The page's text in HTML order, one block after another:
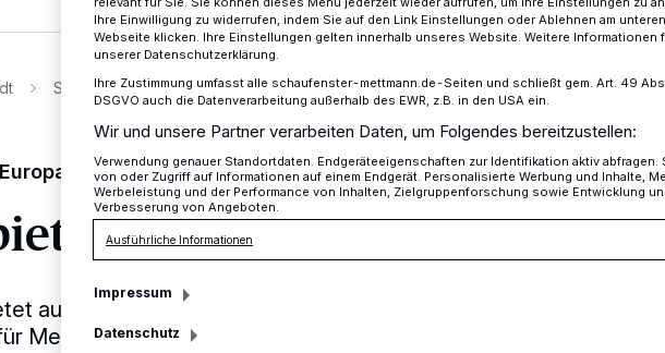
SPD bietet „Wahltaxi“ an
am Sonntag
„Wahltaxi“ an
auch zur Europawahl am 26. Mai wieder einen
Menschen an, die nicht gut zu Fuß sind.
Ihre Einwilligung zu widerrufen, indem Sie auf den Link Einstellungen oder Ablehnen am
Webseite klicken. Ihre Einstellungen gelten innerhalb unseres Website. Weitere Informationen
unserer Datenschutzerklärung.
Ihre Zustimmung umfasst alle schaufenster-mettmann.de-Seiten und schließt gem. Art. 49
DSGVO auch die Datenverarbeitung außerhalb des EWR, z.B. in den USA ein.
Wir und unsere Partner verarbeiten Daten, um Folgendes bereitzustellen:
Verwendung genauer Standortdaten. Endgeräteeigenschaften zur Identifikation aktiv abfragen.
von oder Zugriff auf Informationen auf einem Endgerät. Personalisierte Werbung und Inhalte,
Werbeleistung und der Performance von Inhalten, Zielgruppenforschung sowie Entwicklung
Verbesserung von Angeboten.
Ausführliche Informationen
Impressum
Datenschutz